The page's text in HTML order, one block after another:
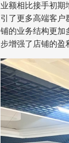
业额相比接手初期
引了更多高端客户
铺的业务结构更加
步增强了店铺的盈